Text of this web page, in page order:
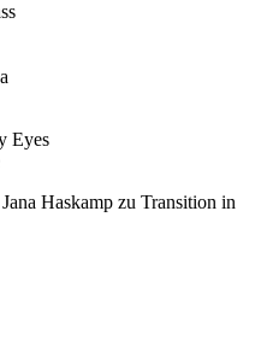
Eyes
Haskamp zu Transition in